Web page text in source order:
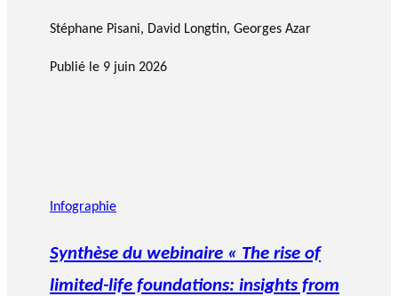
Stéphane Pisani, David Longtin, Georges Azar
Publié le 9 juin 2026
Infographie
Synthèse du webinaire « The rise of
limited-life foundations: insights from